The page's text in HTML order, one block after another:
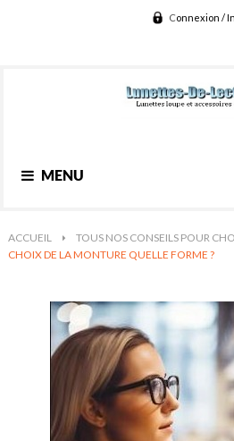
Connexion /
la
MENU
ACCUEIL > TOUS NOS CONSEILS POUR
CHOIX DE LA MONTURE QUELLE FORME ?